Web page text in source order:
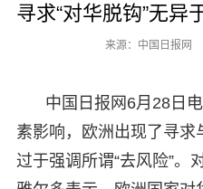
寻求“对华脱钩”无异
来源：中国日报网
中国日报网6月28日
素影响，欧洲出现了寻求
过于强调所谓“去风险”。